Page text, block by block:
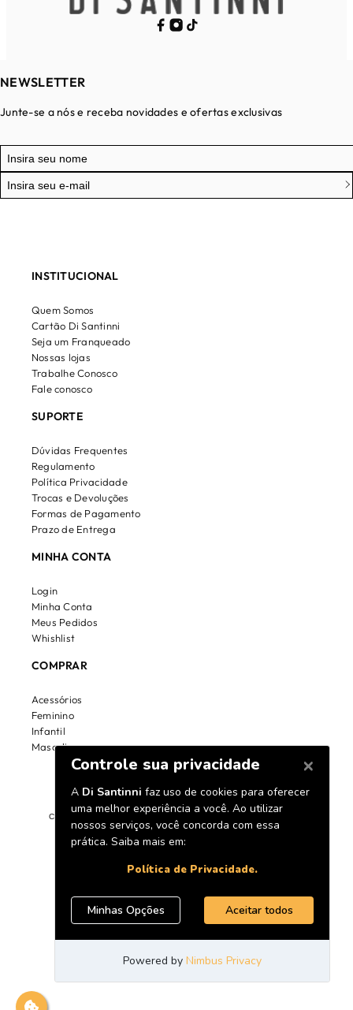
NEWSLETTER
Junte-se a nós e receba novidades e ofertas exclusivas
INSTITUCIONAL
Quem Somos
Cartão Di Santinni
Seja um Franqueado
Nossas lojas
Trabalhe Conosco
Fale conosco
SUPORTE
Dúvidas Frequentes
Regulamento
Política Privacidade
Trocas e Devoluções
Formas de Pagamento
Prazo de Entrega
MINHA CONTA
Login
Minha Conta
Meus Pedidos
Whishlist
COMPRAR
Acessórios
Feminino
Infantil
Masculino
Copyright © 2000 -2020 www.disantinni.com.br, TODOS OS DIREITOS
RESERVADOS.